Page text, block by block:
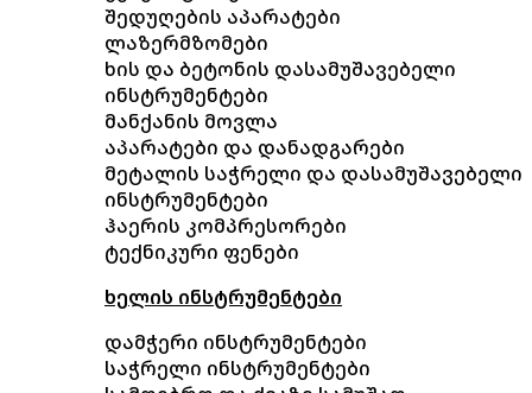
შედუღების აპარატები
ლაზერმზომები
ხის და ბეტონის დასამუშავებელი
ინსტრუმენტები
მანქანის მოვლა
აპარატები და დანადგარები
მეტალის საჭრელი და დასამუშავებელი
ინსტრუმენტები
ჰაერის კომპრესორები
ტექნიკური ფენები
ხელის ინსტრუმენტები
დამჭერი ინსტრუმენტები
საჭრელი ინსტრუმენტები